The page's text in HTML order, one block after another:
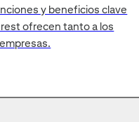
y beneficios clave
ofrecen tanto a los